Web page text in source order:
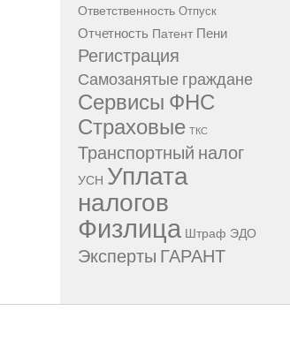
Ответственность Отпуск
Отчетность Патент Пени
Регистрация
Самозанятые граждане
Сервисы ФНС
Страховые ТКС
Транспортный налог
УСН Уплата
налогов
Физлица Штраф ЭДО
Эксперты ГАРАНТ